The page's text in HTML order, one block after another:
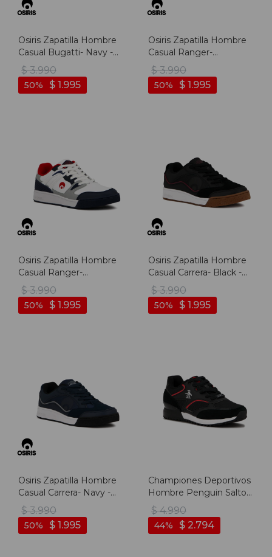
Osiris Zapatilla Hombre
Casual Bugatti- Navy -
Marino
$ 3.990
$ 1.995
50
Osiris Zapatilla Hombre
Casual Ranger-
Black/white - Negro-
blanco
$ 3.990
$ 1.995
50
Osiris Zapatilla Hombre
Casual Ranger-
White/navy - Blanco-
marino
$ 3.990
$ 1.995
50
Osiris Zapatilla Hombre
Casual Carrera- Black -
Negro
$ 3.990
$ 1.995
50
Osiris Zapatilla Hombre
Casual Carrera- Navy -
Marino
$ 3.990
$ 1.995
50
Championes Deportivos
Hombre Penguin Salto -
Negro
$ 4.990
$ 2.794
44